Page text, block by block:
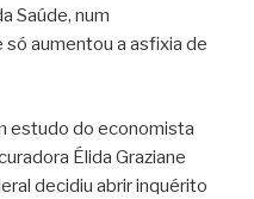
Saúde, num
aumentou a asfixia de
estudo do economista
Élida Graziane
decidiu abrir inquérito